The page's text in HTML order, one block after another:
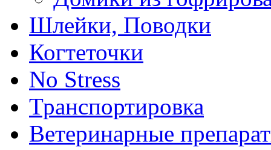
Шлейки, Поводки
Когтеточки
No Stress
Транспортировка
Ветеринарные